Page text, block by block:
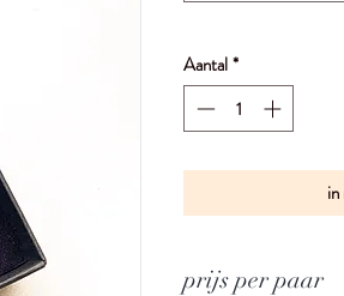
Aantal*
prijs per paar